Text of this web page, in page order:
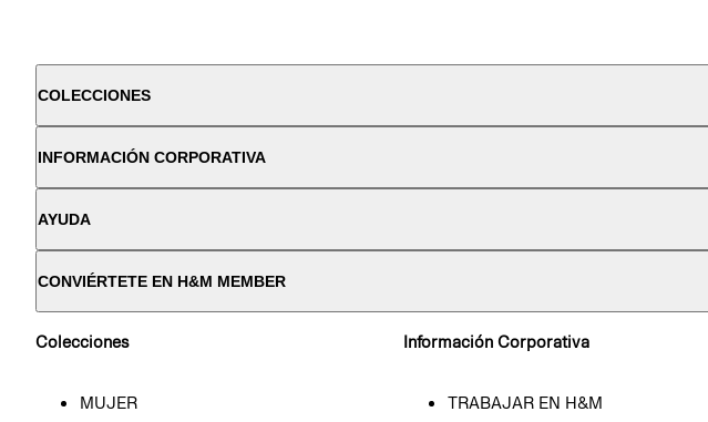
COLECCIONES
INFORMACIÓN CORPORATIVA
AYUDA
CONVIÉRTETE EN H&M MEMBER
Colecciones
MUJER
Información Corporativa
TRABAJAR EN H&M